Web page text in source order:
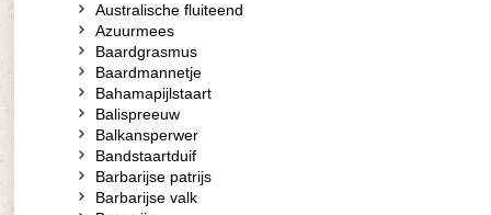
Australische fluiteend
Azuurmees
Baardgrasmus
Baardmannetje
Bahamapijlstaart
Balispreeuw
Balkansperwer
Bandstaartduif
Barbarijse patrijs
Barbarijse valk